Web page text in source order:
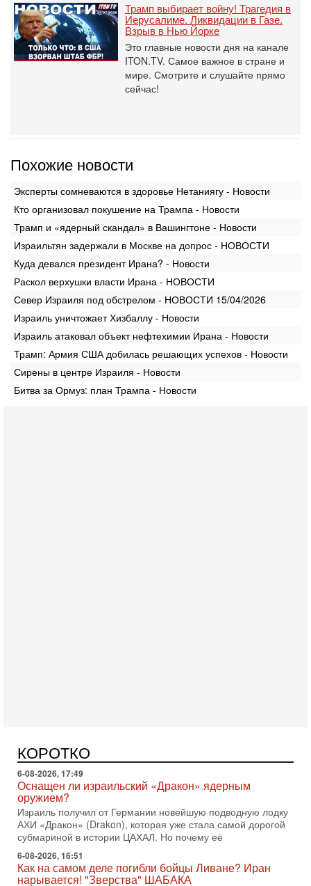
Трамп выбирает войну! Трагедия в
Иерусалиме. Ликвидации в Газе.
Взрыв в Нью Йорке
Это главные новости дня на канале
ITON.TV. Самое важное в стране и
мире. Смотрите и слушайте прямо
сейчас!
Похожие новости
Эксперты сомневаются в здоровье Нетаниягу - Новости
Кто организовал покушение на Трампа - Новости
Трамп и «ядерный скандал» в Вашингтоне - Новости
Израильтян задержали в Москве на допрос - НОВОСТИ
Куда девался президент Ирана? - Новости
Раскол верхушки власти Ирана - НОВОСТИ
Север Израиля под обстрелом - НОВОСТИ 15/04/2026
Израиль уничтожает Хизбаллу - Новости
Израиль атаковал объект нефтехимии Ирана - Новости
Трамп: Армия США добилась решающих успехов - Новости
Сирены в центре Израиля - Новости
Битва за Ормуз: план Трампа - Новости
КОРОТКО
АХИ «Дракон» (Drakon), которая уже стала самой дорогой
субмариной в истории ЦАХАЛ. Но почему её
6-08-2026, 16:51
Как на самом деле погибли бойцы Ливане? Иран
нарывается! "Зверства" ШАБАКА
В эфире телеканала ITON-TV Григорий Тамар, офицер
ЦАХАЛа в отставке, писатель, журналист, военный историк.
Ведет программу Александр Гур-Арье.
6-08-2026, 08:20
«Дракон» усилил ВМС Израиля - НОВОСТИ